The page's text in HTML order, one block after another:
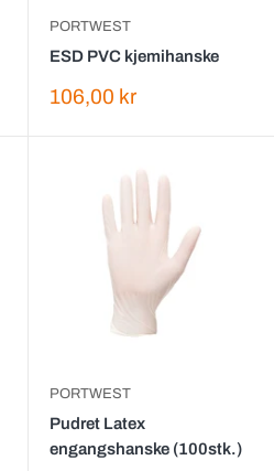
PORTWEST
ESD PVC kjemihanske
Salgspris
106,00 kr
PORTWEST
Pudret Latex
engangshanske (100stk.)